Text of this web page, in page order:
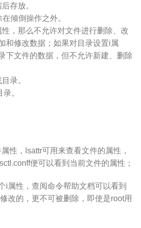
存放。
倾倒操作之外。
，那么不允许对文件进行删除、改
和修改数据；如果对目录设置i属
下文件的数据，但不允许新建、删除
录。
。
性，lsattr可用来查看文件的属性，
便可以看到当前文件的属性；
i属性，查阅命令帮助文档可以看到
改的，更不可被删除，即使是root用